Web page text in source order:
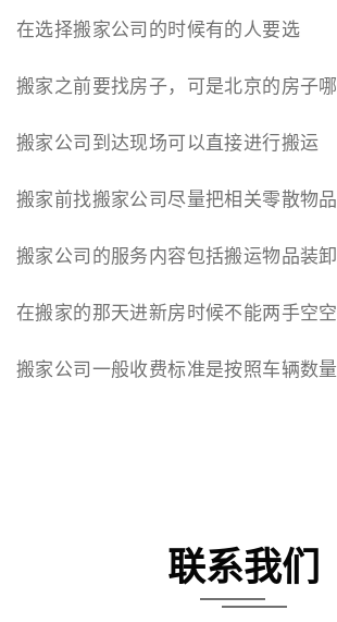
在选择搬家公司的时候有的人要选
搬家之前要找房子，可是北京的房子哪
搬家公司到达现场可以直接进行搬运
搬家前找搬家公司尽量把相关零散物品
搬家公司的服务内容包括搬运物品装卸
在搬家的那天进新房时候不能两手空空
搬家公司一般收费标准是按照车辆数量
联系我们